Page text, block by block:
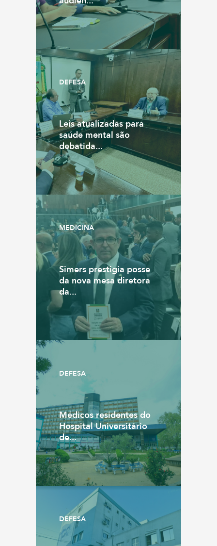
DEFESA
Leis atualizadas para
saúde mental são
debatida...
MEDICINA
Simers prestigia posse
da nova mesa diretora
da...
DEFESA
Médicos residentes do
Hospital Universitário
de...
DEFESA